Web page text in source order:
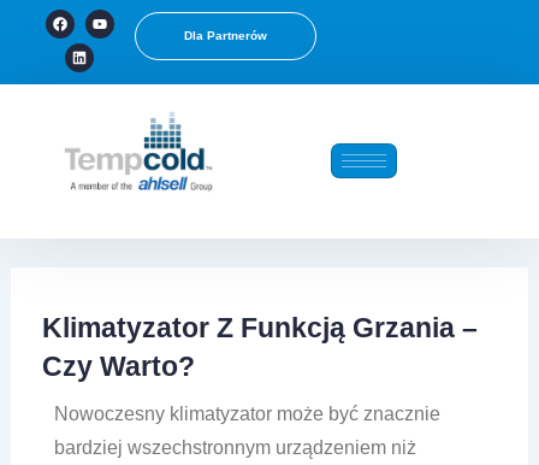
Przejdź
treści
F
a
c
e
o
Y
o
u
b
n
k
e
d
Dla Partnerów
Klimatyzator Z Funkcją Grzania –
Czy Warto?
Nowoczesny klimatyzator może być znacznie
bardziej wszechstronnym urządzeniem niż